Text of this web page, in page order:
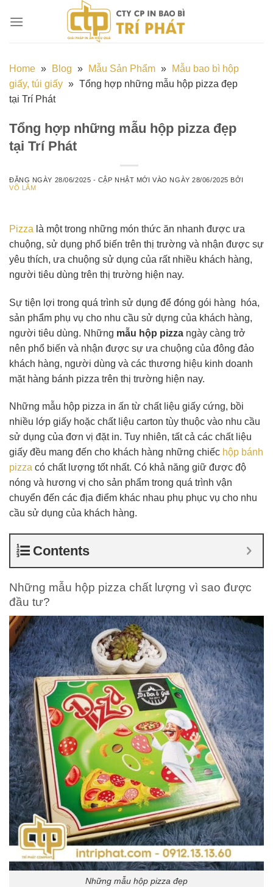
đến
Home » Blog » Mẫu Sản Phẩm »
Mẫu bao bì hộp
giấy, túi giấy » Tổng hợp những mẫu hộp pizza đẹp
tại Trí Phát
Tổng hợp những mẫu hộp pizza đẹp
tại Trí Phát
ĐĂNG NGÀY 28/06/2025 - CẬP NHẬT MỚI VÀO NGÀY28/06/2025 BỞI
VÕ LÂM
Pizza là một trong những món thức ăn nhanh được ưa
chuộng, sử dụng phổ biến trên thị trường và nhận được sự
yêu thích, ưa chuộng sử dụng của rất nhiều khách hàng,
người tiêu dùng trên thị trường hiện nay.
Sự tiện lợi trong quá trình sử dụng để đóng gói hàng hóa,
sản phẩm phụ vụ cho nhu cầu sử dựng của khách hàng,
người tiêu dùng. Những mẫu hộp pizza ngày càng trở
nên phổ biến và nhận được sự ưa chuộng của đông đảo
khách hàng, người dùng và các thương hiệu kinh doanh
mặt hàng bánh pizza trên thị trường hiện nay.
Những mẫu hộp pizza in ấn từ chất liệu giấy cứng, bồi
nhiều lớp giấy hoặc chất liệu carton tùy thuộc vào nhu cầu
sử dụng của đơn vị đặt in. Tuy nhiên, tất cả các chất liệu
giấy đều mang đến cho khách hàng những chiếc hộp bánh
pizza có chất lượng tốt nhất. Có khả năng giữ được độ
nóng và hương vị cho sản phẩm trong quá trình vận
chuyển đến các địa điểm khác nhau phụ phục vụ cho nhu
cầu sử dụng của khách hàng.
Contents
Những mẫu hộp pizza chất lượng vì sao được
đầu tư?
Những mẫu hộp pizza đẹp